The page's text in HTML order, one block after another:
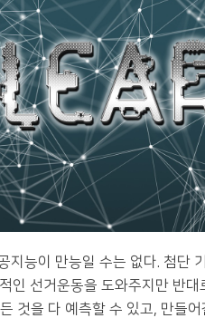
지능이 만능일 수는 없다. 첨단
인 선거운동을 도와주지만 반
것을 다 예측할 수 있고, 만들